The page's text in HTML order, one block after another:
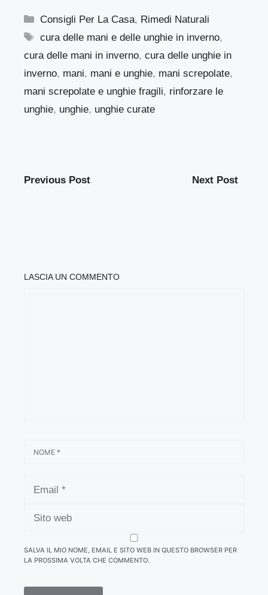
Categorie
Consigli Per La Casa, Rimedi Naturali
Tag
cura delle mani e delle unghie in inverno,
cura delle mani in inverno, cura delle unghie in
inverno, mani, mani e unghie, mani screpolate,
mani screpolate e unghie fragili, rinforzare le
unghie, unghie, unghie curate
Previous Post Next Post
LASCIA UN COMMENTO
WEB
SALVA IL MIO NOME, EMAIL E SITO WEB IN QUESTO BROWSER PER
LA PROSSIMA VOLTA CHE COMMENTO.